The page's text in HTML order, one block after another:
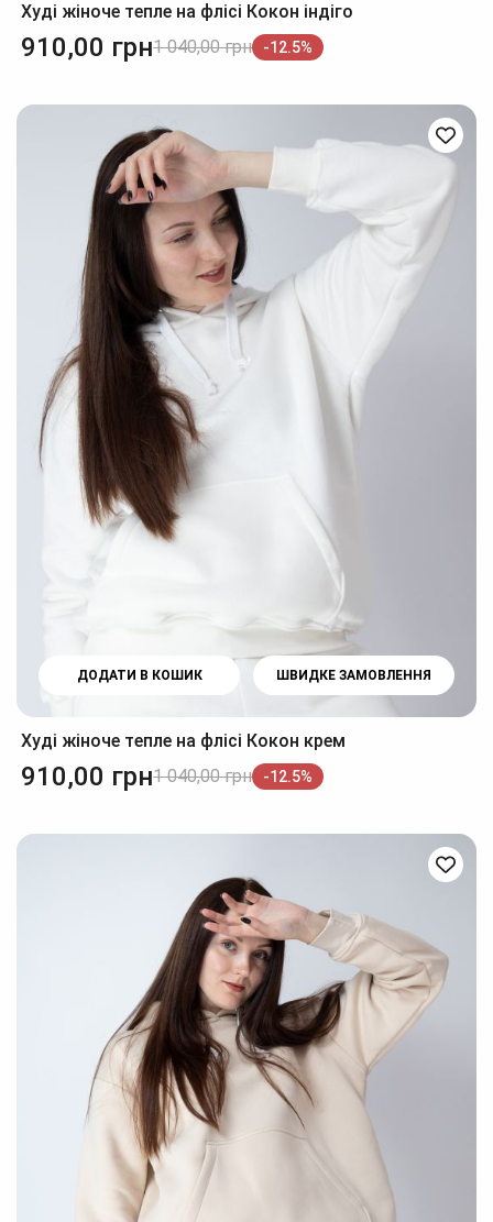
Худі жіноче тепле на флісі Кокон індіго
910,00 грн1 040,00 грн -12.5%
ДОДАТИ В КОШИК ШВИДКЕ ЗАМОВЛЕННЯ
Худі жіноче тепле на флісі Кокон крем
910,00 грн1 040,00 грн -12.5%